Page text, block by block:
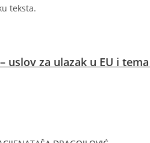
teksta.
uslov za ulazak u EU i